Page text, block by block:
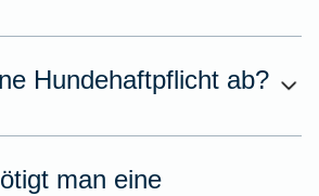
Hundehaftpflicht ab?
man eine